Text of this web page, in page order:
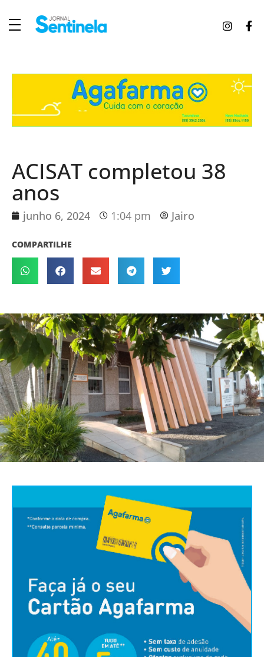
ACISAT completou 38
anos
junho 6, 2024 1:04 pm Jairo
COMPARTILHE